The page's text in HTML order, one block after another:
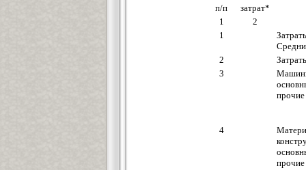
п/п
затрат*
1
2
1
2
3
прочие
4
прочие